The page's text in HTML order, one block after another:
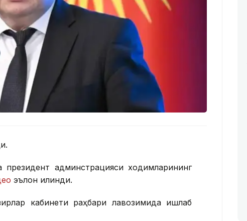
президент админстрацияси ходимларининг
эълон қилинди.
кабинети раҳбари лавозимида ишлаб